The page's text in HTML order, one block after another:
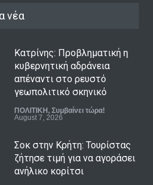
νέα
Κατρίνης: Προβληματική η
κυβερνητική αδράνεια
απέναντι στο ρευστό
γεωπολιτικό σκηνικό
ΠΟΛΙΤΙΚΗ , Συμβαίνει τώρα!
August 7, 2026
Σοκ στην Κρήτη: Τουρίστας
ζήτησε τιμή για να αγοράσει
ανήλικο κορίτσι